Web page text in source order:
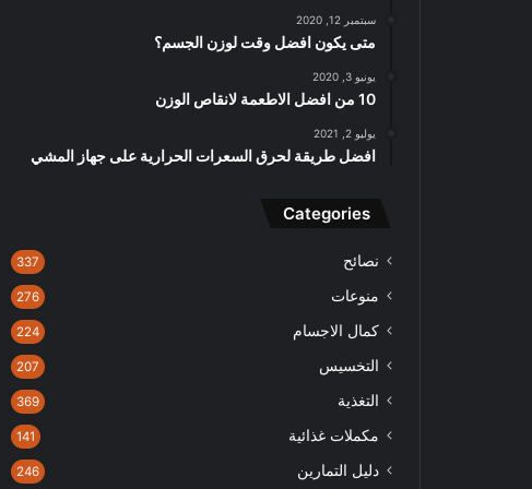
سبتمبر 12, 2020
متى يكون افضل وقت لوزن الجسم؟
يونيو 3, 2020
10 من افضل الاطعمة لانقاص الوزن
يوليو 2, 2021
افضل طريقة لحرق السعرات الحرارية على جهاز المشي
Categories
نصائح 337
منوعات 276
كمال الاجسام 224
التخسيس 207
التغذية 369
مكملات غذائية 141
دليل التمارين 246